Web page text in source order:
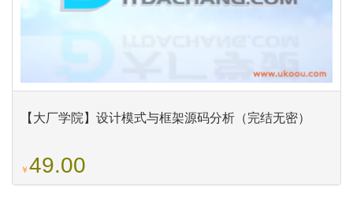
【大厂学院】设计模式与框架源码分析（完结无密）
￥49.00